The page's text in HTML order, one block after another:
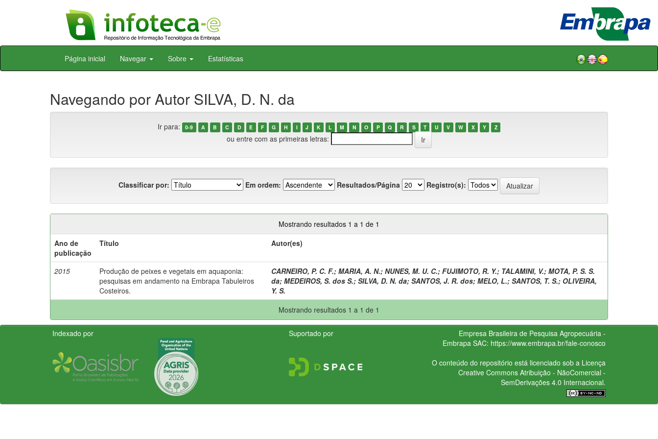
Skip
Página inicial Navegar Sobre Estatísticas
Navegando por Autor SILVA, D. N. da
Ir para: 0-9 A B C D E F G H I J K L M N O P Q R S T U V W X Y Z
ou entre com as primeiras letras:
Classificar por: Em ordem: Resultados/Página Registro(s):
Mostrando resultados 1 a 1 de 1
Ano de
publicação
Título Autor(es)
2015
Produção de peixes e vegetais em aquaponia:
pesquisas em andamento na Embrapa Tabuleiros
Costeiros.
CARNEIRO, P. C. F.; MARIA, A. N.; NUNES, M. U. C.; FUJIMOTO, R. Y.; TALAMINI, V.; MOTA, P. S. S.
da; MEDEIROS, S. dos S.; SILVA, D. N. da; SANTOS, J. R. dos; MELO, L.; SANTOS, T. S.; OLIVEIRA,
Y. S.
Mostrando resultados 1 a 1 de 1
Indexado por Suportado por
Empresa Brasileira de Pesquisa Agropecuária -
Embrapa SAC: https://www.embrapa.br/fale-conosco
O conteúdo do repositório está licenciado sob a Licença
Creative CommonsAtribuição - NãoComercial -
SemDerivações 4.0 Internacional.